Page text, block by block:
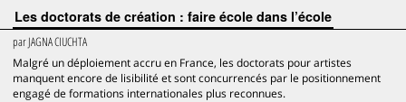
Les doctorats de création : faire école dans l’école
parJAGNA CIUCHTA
Malgré un déploiement accru en France, les doctorats pour artistes
manquent encore de lisibilité et sont concurrencés par le positionnement
engagé de formations internationales plus reconnues.